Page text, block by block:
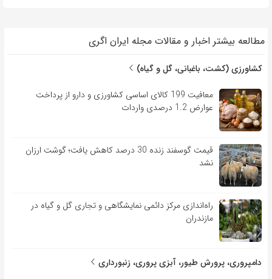
مطالعه بیشتر اخبار و مقالات مجله ایران اگری
کشاورزی (کشت، باغبانی، گل و گیاه)
معافیت 199 کالای اساسی کشاورزی و دارو از پرداخت
عوارض 1.2 درصدی واردات
قیمت گوسفند زنده 30 درصد کاهش یافت؛ گوشت ارزان
نشد
راه‌اندازی مرکز دائمی نمایشگاهی و تجاری گل و گیاه در
مازندران
دامپروری، پرورش طیور، آبزی پروری، زنبورداری